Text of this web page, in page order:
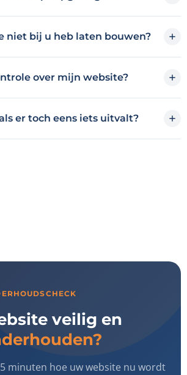
niet bij u heb laten bouwen?
over mijn website?
er toch eens iets uitvalt?
veilig en
minuten hoe uw website nu wordt